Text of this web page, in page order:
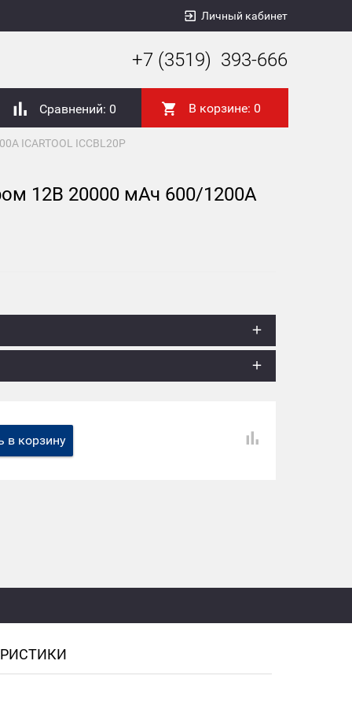
Личный кабинет
+7 (3519) 393-666
Сравнений: 0 В корзине: 0
ICARTOOL ICCBL20P
12В 20000 мАч 600/1200А
в корзину